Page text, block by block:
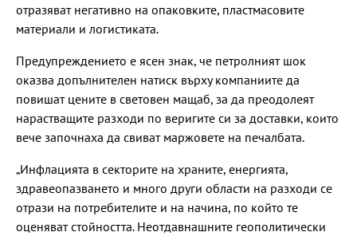
отразяват негативно на опаковките, пластмасовите
материали и логистиката.
Предупреждението е ясен знак, че петролният шок
оказва допълнителен натиск върху компаниите да
повишат цените в световен мащаб, за да преодолеят
нарастващите разходи по веригите си за доставки, които
вече започнаха да свиват маржовете на печалбата.
„Инфлацията в секторите на храните, енергията,
здравеопазването и много други области на разходи се
отрази на потребителите и на начина, по който те
оценяват стойността. Неотдавнашните геополитически